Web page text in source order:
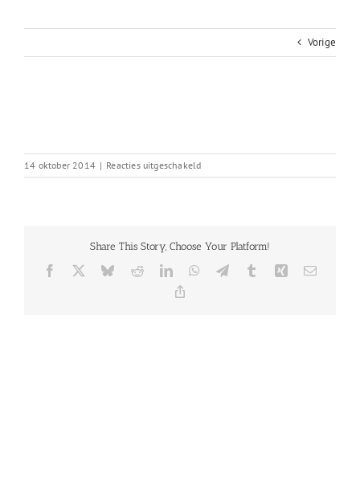
Vorige
14 oktober 2014 | Reacties uitgeschakeldvoor
icon11.png
Share This Story, Choose Your Platform!
Facebook BlueskyRedditLinkedInWhatsApp
TelegramTumblr Xing E-